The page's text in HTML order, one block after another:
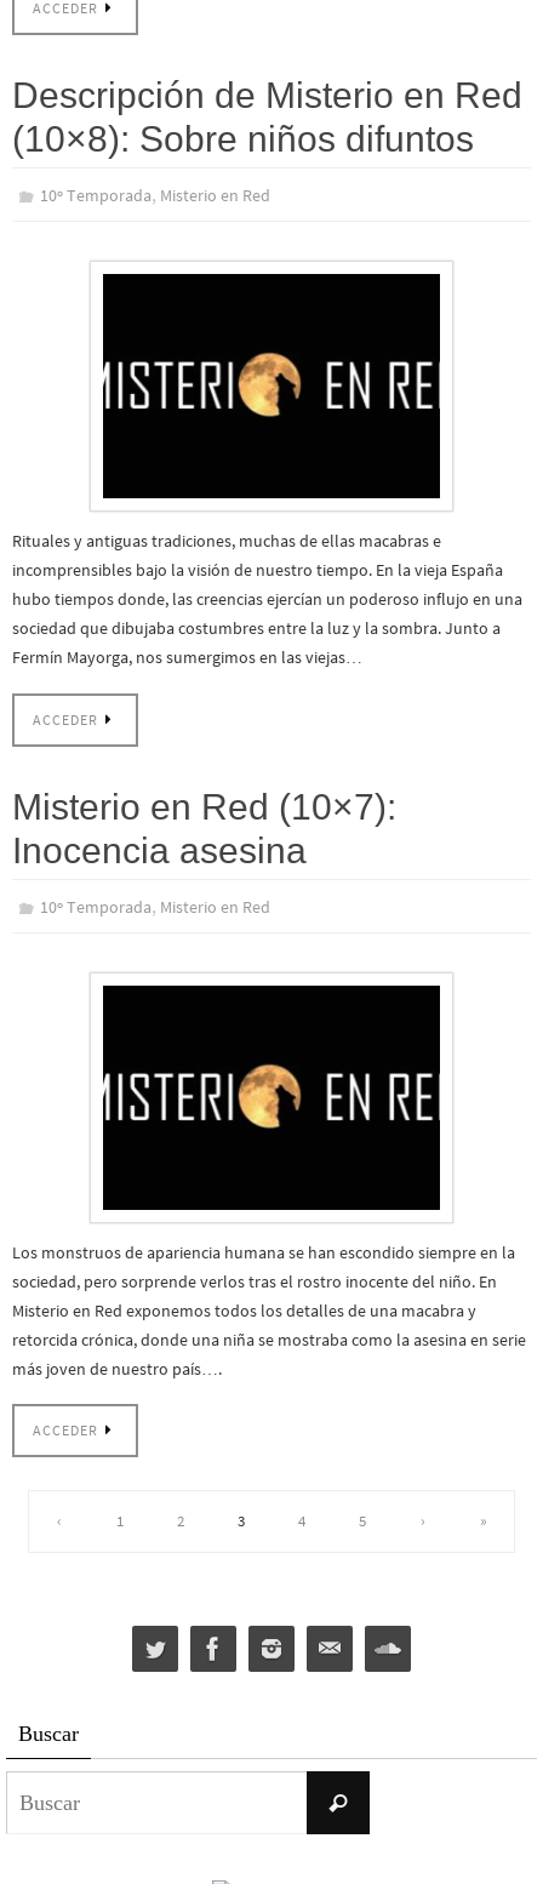
ACCEDER
Descripción de Misterio en Red
(10×8): Sobre niños difuntos
10º Temporada, Misterio en Red
Rituales y antiguas tradiciones, muchas de ellas macabras e
incomprensibles bajo la visión de nuestro tiempo. En la vieja España
hubo tiempos donde, las creencias ejercían un poderoso influjo en una
sociedad que dibujaba costumbres entre la luz y la sombra. Junto a
Fermín Mayorga, nos sumergimos en las viejas…
ACCEDER
Misterio en Red (10×7):
Inocencia asesina
10º Temporada, Misterio en Red
Los monstruos de apariencia humana se han escondido siempre en la
sociedad, pero sorprende verlos tras el rostro inocente del niño. En
Misterio en Red exponemos todos los detalles de una macabra y
retorcida crónica, donde una niña se mostraba como la asesina en serie
más joven de nuestro país….
ACCEDER
‹ 1 2 3 4 5 › »
Buscar
Buscar